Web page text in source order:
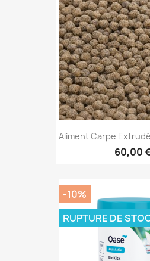
Aliment Carpe
60,00
-10%
RUPTURE DE